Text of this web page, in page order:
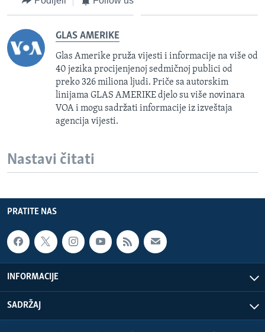
GLAS AMERIKE
Glas Amerike pruža vijesti i informacije na više od
40 jezika procijenjenoj sedmičnoj publici od
preko 326 miliona ljudi. Priče sa autorskim
linijama GLAS AMERIKE djelo su više novinara
VOA i mogu sadržati informacije iz izveštaja
agencija vijesti.
Nastavi čitati
PRATITE NAS
INFORMACIJE
SADRŽAJ